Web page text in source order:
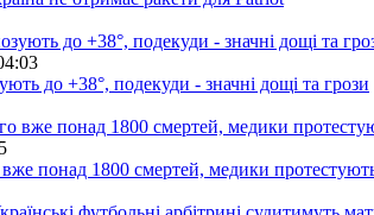
до +38°, подекуди - значні дощі та грози
понад 1800 смертей, медики